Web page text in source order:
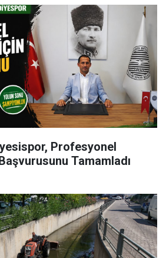
Profesyonel
Tamamladı